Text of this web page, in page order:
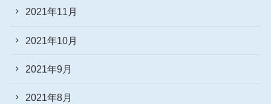
2021年11月
2021年10月
2021年9月
2021年8月